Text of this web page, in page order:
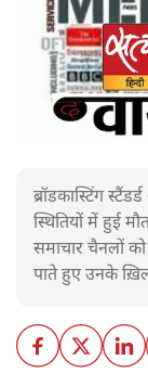
ब्रॉडकास्टिंग
स्थितियों में हुई
समाचार चैनलों
पाते हुए उनके